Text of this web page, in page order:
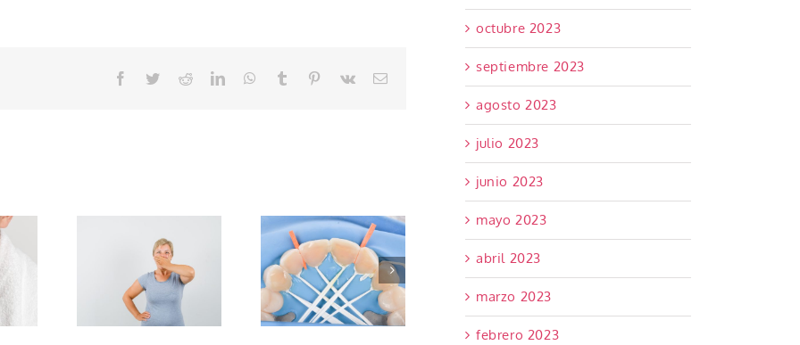
Facebook
TwitterRedditLinkedInWhatsApp
TumblrPinterest
Vk
de
cerca
de las
tras la
Santa Cruz de
Tenerife
programa
formaciones en
IA, odontología
multidisciplinar
El número de
dentistas en
Santa Cruz de
Tenerife creció
más de un 3,7%
en 2025 hasta
octubre 2023
septiembre 2023
agosto 2023
julio 2023
junio 2023
mayo 2023
abril 2023
marzo 2023
febrero 2023